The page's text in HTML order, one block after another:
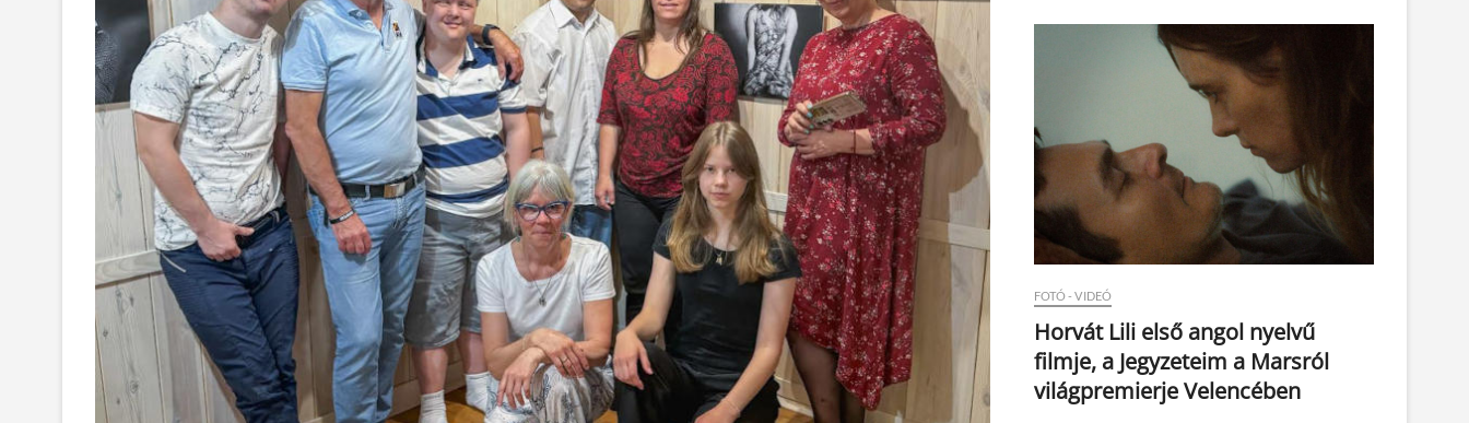
FOTÓ - VIDEÓ
Horvát Lili első angol nyelvű
filmje, a Jegyzeteim a Marsról
világpremierje Velencében